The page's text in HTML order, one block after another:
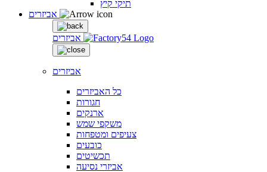
תיקי קיץ
אביזרים
אביזרים
כל האביזרים
חגורות
ארנקים
משקפי שמש
צעיפים ומטפחות
כובעים
תכשיטים
אביזרי נסיעה